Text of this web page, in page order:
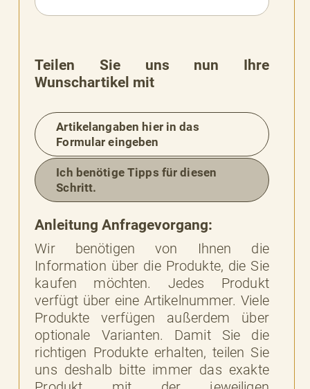
Teilen Sie uns nun Ihre
Wunschartikel mit
Artikelangaben hier in das
Formular eingeben
Ich benötige Tipps für diesen
Schritt.
Anleitung Anfragevorgang:
Wir benötigen von Ihnen die
Information über die Produkte, die Sie
kaufen möchten. Jedes Produkt
verfügt über eine Artikelnummer. Viele
Produkte verfügen außerdem über
optionale Varianten. Damit Sie die
richtigen Produkte erhalten, teilen Sie
uns deshalb bitte immer das exakte